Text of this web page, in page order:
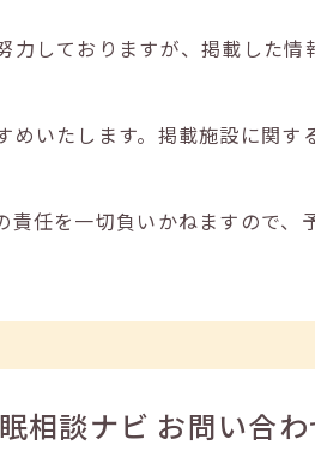
しておりますが、掲載した情
いたします。掲載施設に関す
任を一切負いかねますので、
相談ナビ お問い合